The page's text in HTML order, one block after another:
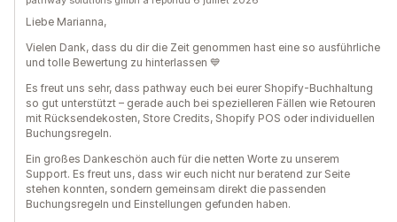
Liebe Marianna,
Vielen Dank, dass du dir die Zeit genommen hast eine so ausführliche
und tolle Bewertung zu hinterlassen 💙
Es freut uns sehr, dass pathway euch bei eurer Shopify-Buchhaltung
so gut unterstützt – gerade auch bei spezielleren Fällen wie Retouren
mit Rücksendekosten, Store Credits, Shopify POS oder individuellen
Buchungsregeln.
Ein großes Dankeschön auch für die netten Worte zu unserem
Support. Es freut uns, dass wir euch nicht nur beratend zur Seite
stehen konnten, sondern gemeinsam direkt die passenden
Buchungsregeln und Einstellungen gefunden haben.